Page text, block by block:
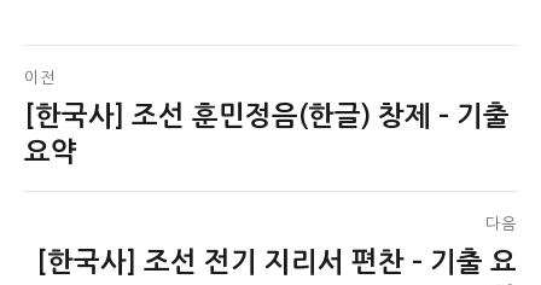
글
탐
이전
이
전
[한국사] 조선 훈민정음(한글) 창제 – 기출
요약
다음
[한국사] 조선 전기 지리서 편찬 – 기출 요